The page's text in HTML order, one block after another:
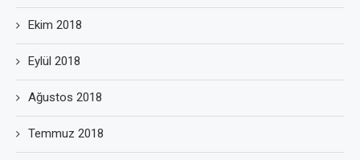
Ekim 2018
Eylül 2018
Ağustos 2018
Temmuz 2018